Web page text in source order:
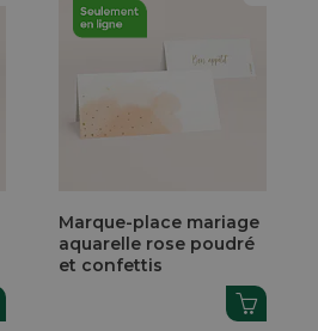
Marque-place mariage
aquarelle rose poudré
et confettis